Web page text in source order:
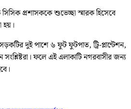
সিসিক প্রশাসককে শুভেচ্ছা স্মারক হিসেবে
হয়।
দুই পাশে ৬ ফুট ফুটপাত, ট্রি-প্লান্টেশন,
সংশ্লিষ্টরা। ফলে এই এলাকাটি নগরবাসীর জন্য